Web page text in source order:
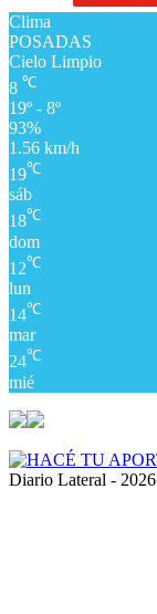
Clima
POSADAS
Cielo Limpio
8 ℃
19º - 8º
93%
1.56 km/h
19℃
sáb
18℃
dom
12℃
lun
14℃
mar
24℃
mié
Diario Lateral - 2026